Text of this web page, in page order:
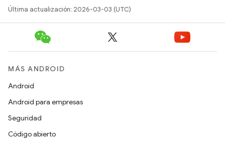
Última actualización: 2026-03-03 (UTC)
MÁS ANDROID
Android
Android para empresas
Seguridad
Código abierto